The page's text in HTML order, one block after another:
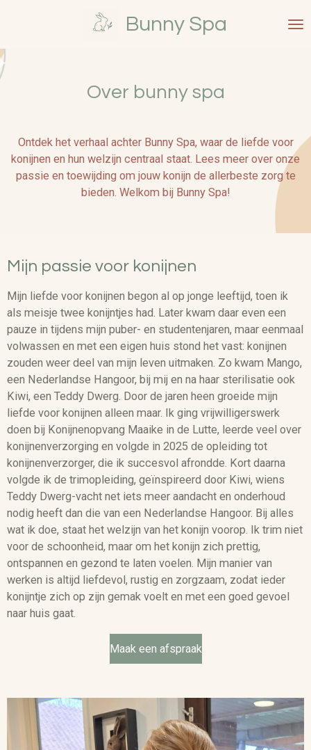
Bunny Spa
Over bunny spa
Ontdek het verhaal achter Bunny Spa, waar de liefde voor
konijnen en hun welzijn centraal staat. Lees meer over onze
passie en toewijding om jouw konijn de allerbeste zorg te
bieden. Welkom bij Bunny Spa!
Mijn passie voor konijnen
Mijn liefde voor konijnen begon al op jonge leeftijd, toen ik
als meisje twee konijntjes had. Later kwam daar even een
pauze in tijdens mijn puber- en studentenjaren, maar eenmaal
volwassen en met een eigen huis stond het vast: konijnen
zouden weer deel van mijn leven uitmaken. Zo kwam Mango,
een Nederlandse Hangoor, bij mij en na haar sterilisatie ook
Kiwi, een Teddy Dwerg. Door de jaren heen groeide mijn
liefde voor konijnen alleen maar. Ik ging vrijwilligerswerk
doen bij Konijnenopvang Maaike in de Lutte, leerde veel over
konijnenverzorging en volgde in 2025 de opleiding tot
konijnenverzorger, die ik succesvol afrondde. Kort daarna
volgde ik de trimopleiding, geïnspireerd door Kiwi, wiens
Teddy Dwerg-vacht net iets meer aandacht en onderhoud
nodig heeft dan die van een Nederlandse Hangoor. Bij alles
wat ik doe, staat het welzijn van het konijn voorop. Ik trim niet
voor de schoonheid, maar om het konijn zich prettig,
ontspannen en gezond te laten voelen. Mijn manier van
werken is altijd liefdevol, rustig en zorgzaam, zodat ieder
konijntje zich op zijn gemak voelt en met een goed gevoel
naar huis gaat.
Maak een afspraak